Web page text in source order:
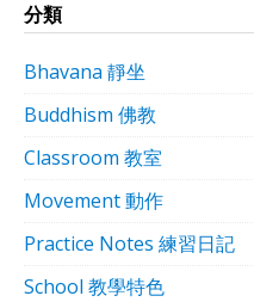
分類
Bhavana 靜坐
Buddhism 佛教
Classroom 教室
Movement 動作
Practice Notes 練習日記
School 教學特色